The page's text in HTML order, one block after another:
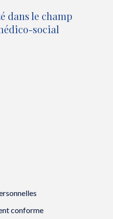
o
u
ê
n
o
dans le champ
social
conforme